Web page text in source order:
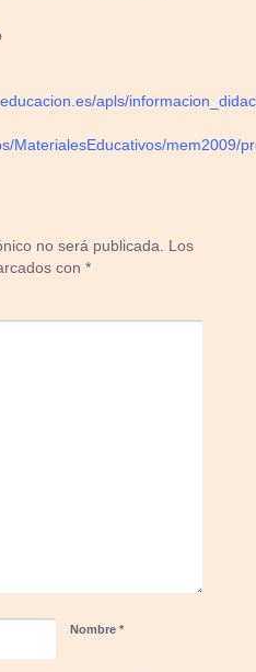
apls/
MaterialesEducativos/mem2009/
no será publicada. Los
con*
Nombre*